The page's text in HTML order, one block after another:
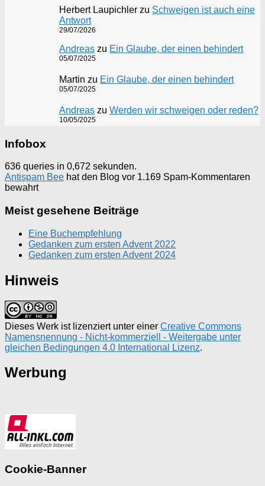
Herbert Laupichler zu Schweigen ist auch eine
Antwort
29/07/2026
Andreas zu Ein Glaube, der einen behindert
05/07/2025
Martin zu Ein Glaube, der einen behindert
05/07/2025
Andreas zu Werden wir schweigen oder reden?
10/05/2025
Infobox
636 queries in 0,672 sekunden.
Antispam Bee hat den Blog vor 1.169 Spam-Kommentaren
bewahrt
Meist gesehene Beiträge
Eine Buchempfehlung
Gedanken zum ersten Advent 2022
Gedanken zum ersten Advent 2024
Hinweis
Dieses Werk ist lizenziert unter einer Creative Commons
Namensnennung - Nicht-kommerziell - Weitergabe unter
gleichen Bedingungen 4.0 International Lizenz.
Werbung
Cookie-Banner